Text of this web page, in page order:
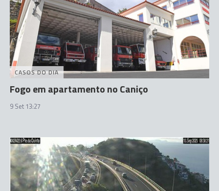
CASOS DO DIA
Fogo em apartamento no Caniço
9 Set 13:27